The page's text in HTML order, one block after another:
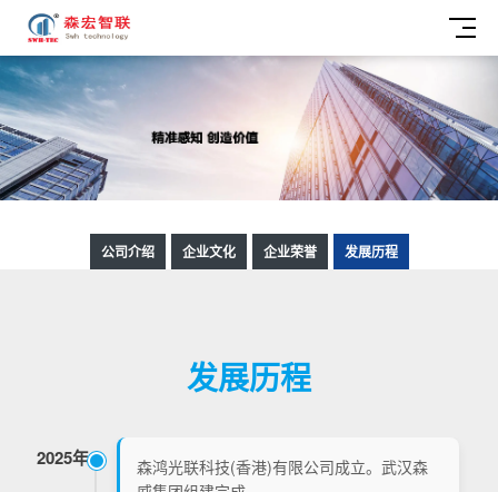
公司介绍 企业文化 企业荣誉 发展历程
发展历程
2025年
森鸿光联科技(香港)有限公司成立。武汉森